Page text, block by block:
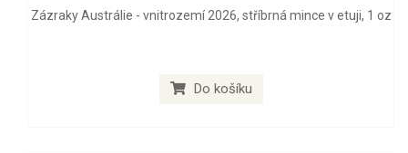
Zázraky Austrálie - vnitrozemí 2026, stříbrná mince v etuji, 1 oz
Do košíku